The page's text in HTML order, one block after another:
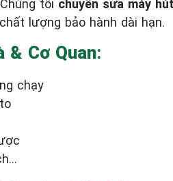
tôi chuyên sửa máy
lượng bảo hành dài hạn.
& Cơ Quan:
chạy